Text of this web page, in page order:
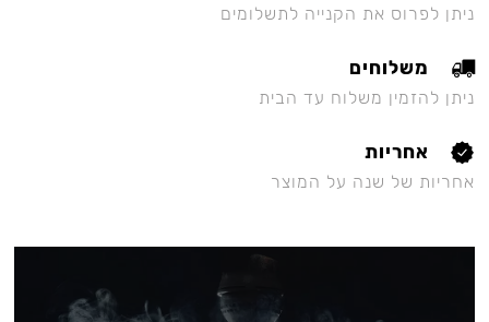
ניתן לפרוס את הקנייה לתשלומים
משלוחים
ניתן להזמין משלוח עד הבית
אחריות
אחריות של שנה על המוצר